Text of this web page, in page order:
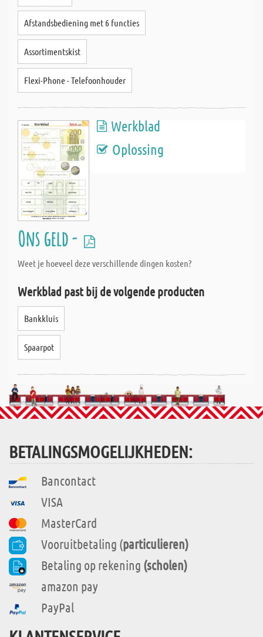
Afstandsbediening met 6 functies
Assortimentskist
Flexi-Phone - Telefoonhouder
Werkblad
Oplossing
Ons geld -
Weet je hoeveel deze verschillende dingen kosten?
Werkblad past bij de volgende producten
Bankkluis
Spaarpot
BETALINGSMOGELIJKHEDEN:
Bancontact
VISA
MasterCard
Vooruitbetaling (particulieren)
Betaling op rekening (scholen)
amazon pay
PayPal